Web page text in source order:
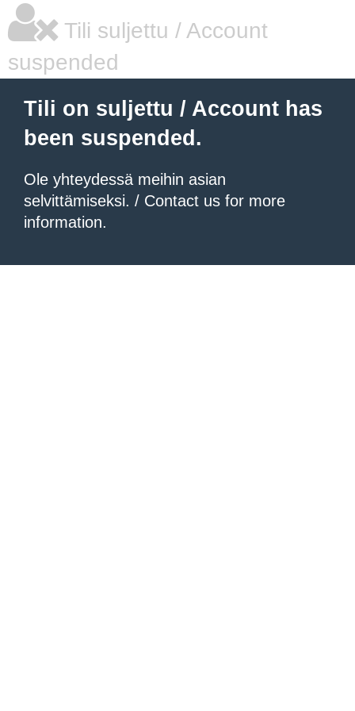
Tili suljettu / Account
suspended
Tili on suljettu / Account has
been suspended.
Ole yhteydessä meihin asian
selvittämiseksi. / Contact us for more
information.